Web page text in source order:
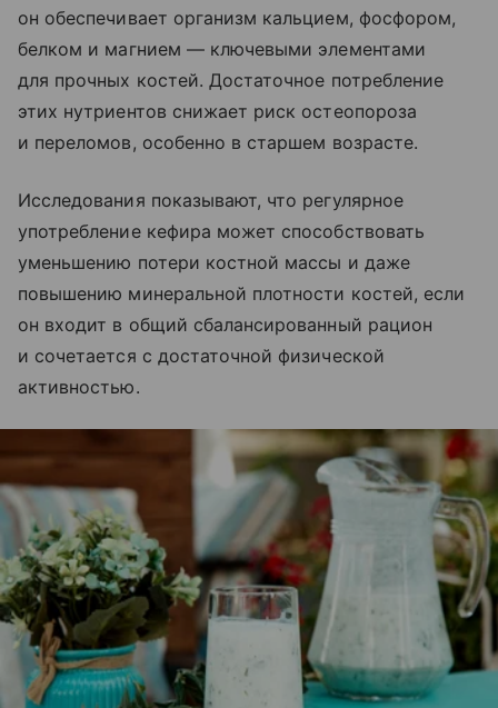
он обеспечивает организм кальцием, фосфором,
белком и магнием — ключевыми элементами
для прочных костей. Достаточное потребление
этих нутриентов снижает риск остеопороза
и переломов, особенно в старшем возрасте.
Исследования показывают, что регулярное
употребление кефира может способствовать
уменьшению потери костной массы и даже
повышению минеральной плотности костей, если
он входит в общий сбалансированный рацион
и сочетается с достаточной физической
активностью.